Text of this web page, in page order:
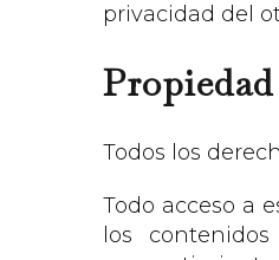
privacidad del
Todos los
Todo acceso a
los